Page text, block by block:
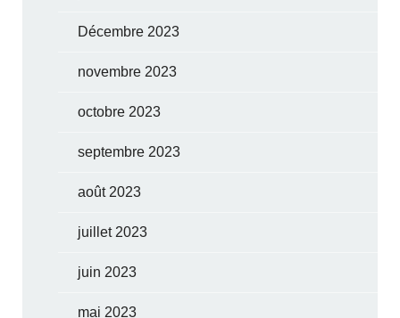
Décembre 2023
novembre 2023
octobre 2023
septembre 2023
août 2023
juillet 2023
juin 2023
mai 2023